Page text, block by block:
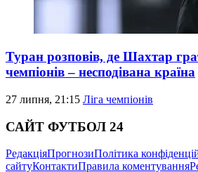
Туран розповів, де Шахтар
чемпіонів – несподівана країна
27 липня, 21:15 Ліга чемпіонів
САЙТ ФУТБОЛ 24
РедакціяПрогнозиПолітика
сайтуКонтактиПравила коментування